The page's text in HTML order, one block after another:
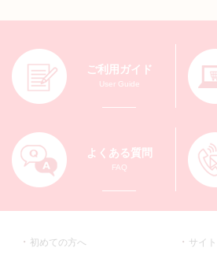
ご利用ガイド
User Guide
よくある質問
FAQ
初めての方へ
サイ